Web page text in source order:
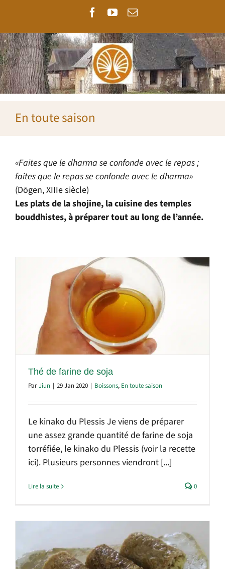
contenu
Facebook
YouTube
Email
En toute saison
«Faites que le dharma se confonde avec le repas ;
faites que le repas se confonde avec le dharma»
(Dōgen, XIIIe siècle)
Les plats de la shojine, la cuisine des temples
bouddhistes, à préparer tout au long de l’année.
Thé de farine de soja
ParJiun | 29 Jan 2020 | Boissons, En toute saison
Le kinako du Plessis Je viens de préparer
une assez grande quantité de farine de soja
torréfiée, le kinako du Plessis (voir la recette
ici). Plusieurs personnes viendront [...]
Lire la suite 0